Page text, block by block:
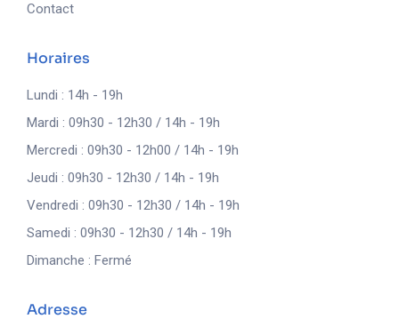
Contact
Horaires
Lundi : 14h - 19h
Mardi : 09h30 - 12h30 / 14h - 19h
Mercredi : 09h30 - 12h00 / 14h - 19h
Jeudi : 09h30 - 12h30 / 14h - 19h
Vendredi : 09h30 - 12h30 / 14h - 19h
Samedi : 09h30 - 12h30 / 14h - 19h
Dimanche : Fermé
Adresse